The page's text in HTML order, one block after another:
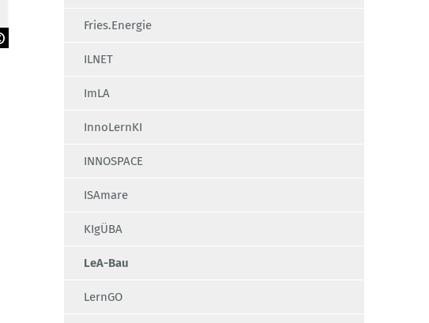
Fries.Energie
ILNET
ImLA
InnoLernKI
INNOSPACE
ISAmare
KIgÜBA
LeA-Bau
LernGO